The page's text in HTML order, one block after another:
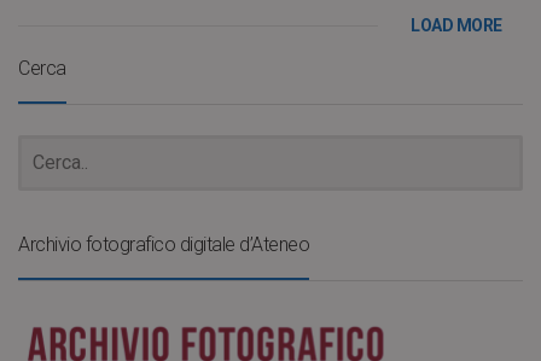
LOAD MORE
Cerca
Archivio fotografico digitale d’Ateneo